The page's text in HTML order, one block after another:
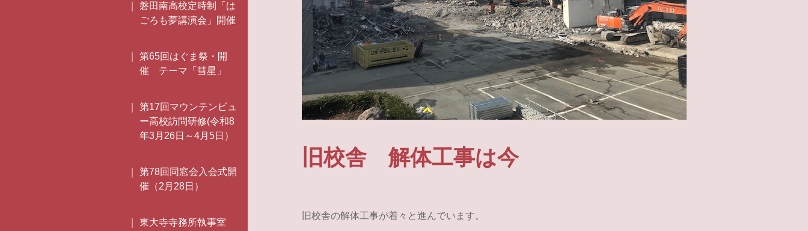
旧校舎 解体工事は今
旧校舎の解体工事が着々と進んでいます。
磐田南高校定時制「は
ごろも夢講演会」開催
第65回はぐま祭・開
催 テーマ「彗星」
第17回マウンテンビュ
ー高校訪問研修(令和8
年3月26日～4月5日）
第78回同窓会入会式開
催（2月28日）
東大寺寺務所執事室